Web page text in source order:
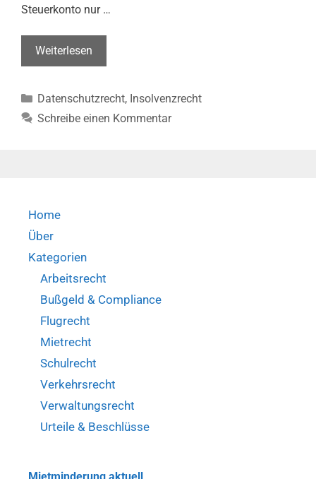
Steuerkonto nur …
Weiterlesen
Auskunftsanspruch
Insolvenzverwalters
gegen
–
BVerwG
6
Kategorien
Datenschutzrecht, Insolvenzrecht
Schreibe einen Kommentar
Home
Über
Kategorien
Arbeitsrecht
Bußgeld & Compliance
Flugrecht
Mietrecht
Schulrecht
Verkehrsrecht
Verwaltungsrecht
Urteile & Beschlüsse